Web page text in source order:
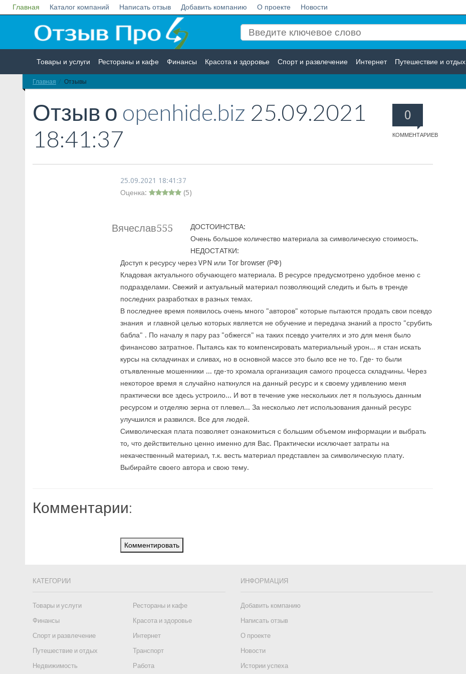
Главная Каталог компаний Написать отзыв Добавить компанию О проекте Новости
Товары и услуги Рестораны и кафе Финансы Красота и здоровье Спорт и развлечение Интернет Путешествие и отдых
Недвижимость
Главная Отзывы
0
КОММЕНТАРИЕВ
Отзыв о openhide.biz 25.09.2021
18:41:37
25.09.2021 18:41:37
Оценка:
(5)
Вячеслав555
ДОСТОИНСТВА:
Очень большое количество материала за символическую стоимость.
НЕДОСТАТКИ:
Доступ к ресурсу через VPN или Tor browser (РФ)
Кладовая актуального обучающего материала. В ресурсе предусмотрено удобное меню с
подразделами. Свежий и актуальный материал позволяющий следить и быть в тренде
последних разработках в разных темах.
В последнее время появилось очень много "авторов" которые пытаются продать свои псевдо
знания и главной целью которых является не обучение и передача знаний а просто "срубить
бабла" . По началу я пару раз "обжегся" на таких псевдо учителях и это для меня было
финансово затратное. Пытаясь как то компенсировать материальный урон... я стан искать
курсы на складчинах и сливах, но в основной массе это было все не то. Где- то были
отъявленные мошенники ... где-то хромала организация самого процесса складчины. Через
некоторое время я случайно наткнулся на данный ресурс и к своему удивлению меня
практически все здесь устроило... И вот в течение уже нескольких лет я пользуюсь данным
ресурсом и отделяю зерна от плевел... За несколько лет использования данный ресурс
улучшился и развился. Все для людей.
Символическая плата позволяет ознакомиться с большим объемом информации и выбрать
то, что действительно ценно именно для Вас. Практически исключает затраты на
некачественный материал, т.к. весть материал представлен за символическую плату.
Выбирайте своего автора и свою тему.
Комментарии:
Комментировать
КАТЕГОРИИ
Товары и услуги
Рестораны и кафе
Финансы
Красота и здоровье
Спорт и развлечение
Интернет
Путешествие и отдых
Транспорт
Недвижимость
Работа
ИНФОРМАЦИЯ
Добавить компанию
Написать отзыв
О проекте
Новости
Истории успеха